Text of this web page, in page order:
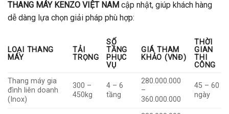
THANG MÁY KENZO VIỆT NAM cập nhật, giúp khách hàng
dễ dàng lựa chọn giải pháp phù hợp:
LOẠI THANG
MÁY
TẢI
TRỌNG
SỐ
TẦNG
PHỤC
VỤ
GIÁ THAM
KHẢO (VNĐ)
THỜI
GIAN
THI
CÔNG
Thang máy gia
đình liên doanh
(Inox)
300 –
450kg
4 – 6
tầng
280.000.000
–
360.000.000
45 – 60
ngày